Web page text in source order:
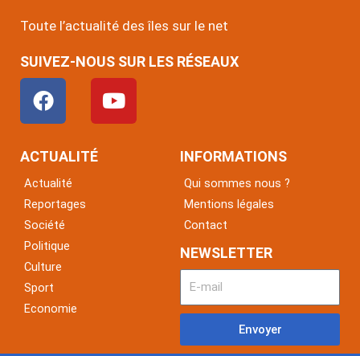
Toute l’actualité des îles sur le net
SUIVEZ-NOUS SUR LES RÉSEAUX
F
a
c
e
o
o
k
Y
o
u
ACTUALITÉ
Actualité
Reportages
Société
Politique
Culture
Sport
Economie
INFORMATIONS
Qui sommes nous ?
Mentions légales
Contact
NEWSLETTER
Envoyer